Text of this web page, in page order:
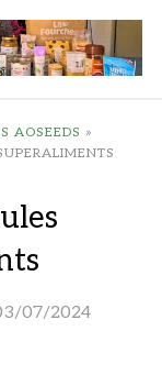
AOSEEDS »
07/2024